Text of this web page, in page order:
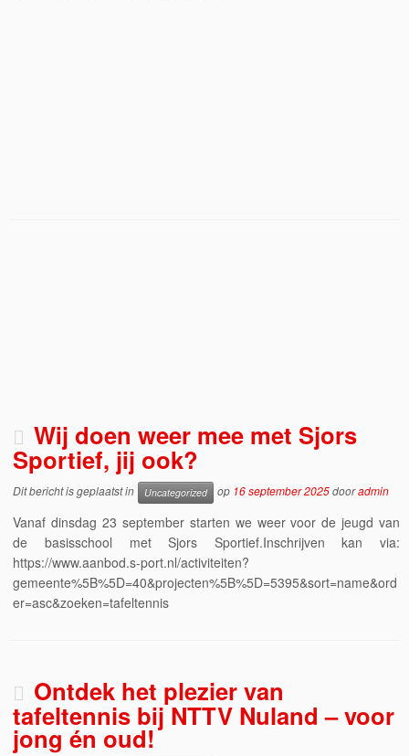
Wij doen weer mee met Sjors
Sportief, jij ook?
Dit bericht is geplaatst in Uncategorized op 16 september 2025dooradmin
Vanaf dinsdag 23 september starten we weer voor de jeugd van
de basisschool met Sjors Sportief.Inschrijven kan via:
https://www.aanbod.s-port.nl/activiteiten?
gemeente%5B%5D=40&projecten%5B%5D=5395&sort=name&ord
er=asc&zoeken=tafeltennis
Ontdek het plezier van
tafeltennis bij NTTV Nuland – voor
jong én oud!